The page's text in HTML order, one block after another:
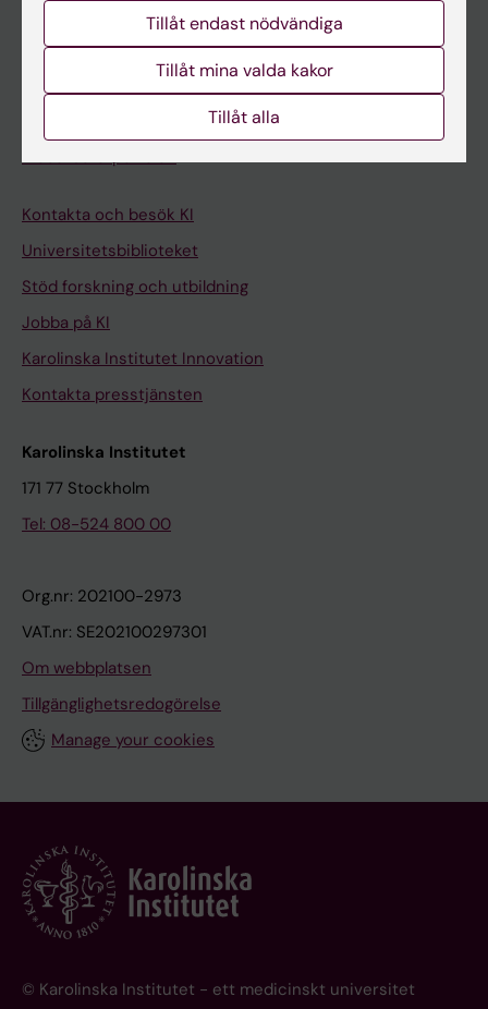
Kurs- och programwebbar
Student på KI
Medarbetarportalen
Kontakta och besök KI
Universitetsbiblioteket
Stöd forskning och utbildning
Jobba på KI
Karolinska Institutet Innovation
Kontakta presstjänsten
Karolinska Institutet
171 77 Stockholm
Tel: 08-524 800 00
Org.nr: 202100-2973
VAT.nr: SE202100297301
Om webbplatsen
Tillgänglighetsredogörelse
Manage your cookies
© Karolinska Institutet - ett medicinskt universitet
Tillåt endast nödvändiga
Tillåt mina valda kakor
Tillåt alla